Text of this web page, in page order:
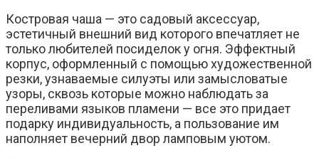
Костровая чаша — это садовый аксессуар,
эстетичный внешний вид которого впечатляет не
только любителей посиделок у огня. Эффектный
корпус, оформленный с помощью художественной
резки, узнаваемые силуэты или замысловатые
узоры, сквозь которые можно наблюдать за
переливами языков пламени — все это придает
подарку индивидуальность, а пользование им
наполняет вечерний двор ламповым уютом.